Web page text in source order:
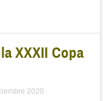
XXXII Copa
2020